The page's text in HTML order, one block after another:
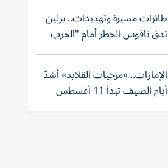
طائرات مسيرة وتهديدات.. برلين
تدق ناقوس الخطر أمام "الحرب
الهجينة"
الإمارات.. «مرخيات القلايد» أشدّ
أيام الصيف تبدأ 11 أغسطس